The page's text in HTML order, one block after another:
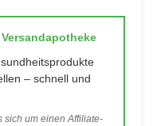
– schnell und
sich um einen Affiliate-